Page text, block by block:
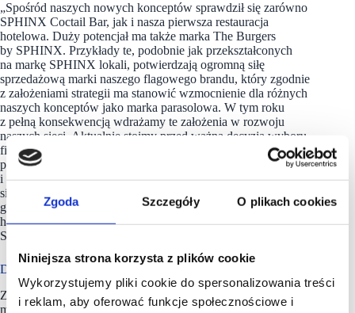
Zgoda Szczegóły O plikach cookies
Niniejsza strona korzysta z plików cookie
Wykorzystujemy pliki cookie do spersonalizowania treści
i reklam, aby oferować funkcje społecznościowe i
„Spośród naszych nowych konceptów sprawdził się zarówno
SPHINX Coctail Bar, jak i nasza pierwsza restauracja
hotelowa. Duży potencjał ma także marka The Burgers
by SPHINX. Przykłady te, podobnie jak przekształconych
na markę SPHINX lokali, potwierdzają ogromną siłę
sprzedażową marki naszego flagowego brandu, który zgodnie
z założeniami strategii ma stanowić wzmocnienie dla różnych
naszych konceptów jako marka parasolowa. W tym roku
z pełną konsekwencją wdrażamy te założenia w rozwoju
naszych sieci. Aktualnie stoimy przed ważną decyzją wyboru
firmy logistycznej na kolejne lata, która byłaby w stanie
podołać wyzwaniom związanym z realizacją naszej strategii
i rozwojem grupy w różnych obszarach, nie tylko rosnących
sieci restauracji, ale także naszego kanału delivery, dań
gotowych i w niedalekiej przyszłości, mam nadzieję, także sieci
hoteli, które mają nieco odmienne wymagania” – mówi
Sylwester Cacek, prezes zarządu Sfinks Polska.
Dzięki skutecznej strategii zyski w górę
Zwiększaniu sprzedaży i poprawie rentowności Sfinksa
ma służyć nie tylko rozwój sieci, ale także prace nad ofertą